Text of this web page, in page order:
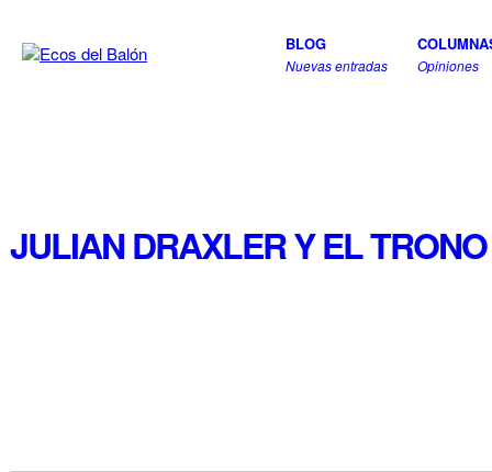
BLOG
Nuevas entradas Opiniones
JULIAN DRAXLER Y EL